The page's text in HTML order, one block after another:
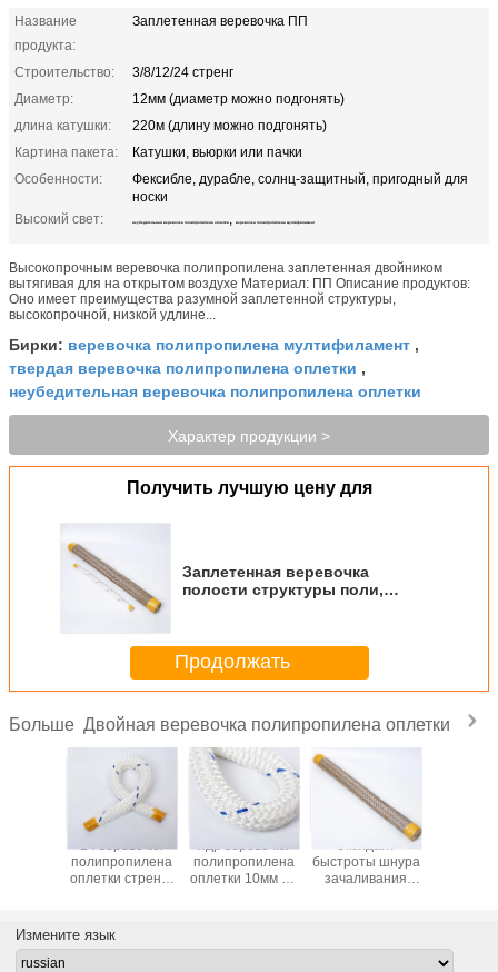
Название
продукта:
Заплетенная веревочка ПП
Строительство:
3/8/12/24 стренг
Диаметр:
12мм (диаметр можно подгонять)
длина катушки:
220м (длину можно подгонять)
Картина пакета:
Катушки, вьюрки или пачки
Особенности:
Фексибле, дурабле, солнц-защитный, пригодный для
носки
Высокий свет:
неубедительная веревочка полипропилена оплетки , веревочка полипропилена мултифиламент
Высокопрочным веревочка полипропилена заплетенная двойником
вытягивая для на открытом воздухе Материал: ПП Описание продуктов:
Оно имеет преимущества разумной заплетенной структуры,
высокопрочной, низкой удлине...
Бирки: веревочка полипропилена мултифиламент ,
твердая веревочка полипропилена оплетки ,
неубедительная веревочка полипропилена оплетки
Характер продукции >
Получить лучшую цену для
Заплетенная веревочка
полости структуры поли,
Продолжать
Больше Двойная веревочка полипропилена оплетки
3000кг
24 веревочки
полипропилена
оплетки стренги
цвета упругости
двойных
ядр веревочки
полипропилена
оплетки 10мм до
для спасения
Оксидант
быстроты шнура
зачаливания
светлый
Измените язык